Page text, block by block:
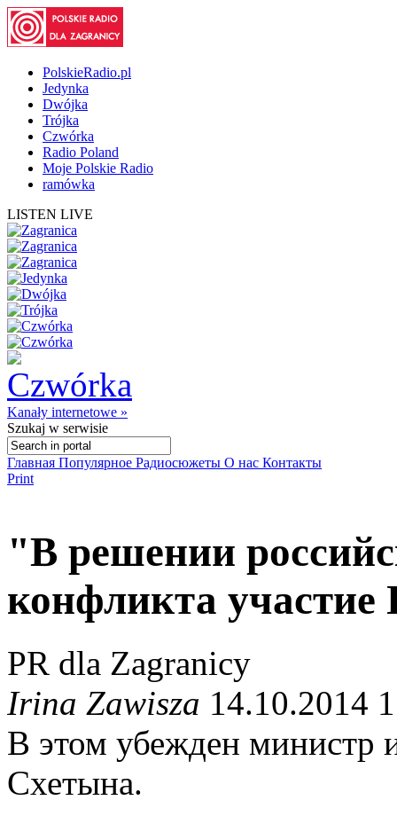
PolskieRadio.pl
Jedynka
Dwójka
Trójka
Czwórka
Radio Poland
Moje Polskie Radio
ramówka
LISTEN LIVE
Kanały internetowe »
Szukaj w serwisie
Главная Популярное Радиосюжеты О нас Контакты
Print
"В решении
конфликта
PR dla Zagranicy
Irina Zawisza 14.10.2014
В этом убежден министр
Схетына.